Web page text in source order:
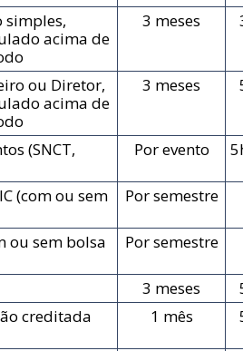
simples,
acima de
3 meses
ou Diretor,
acima de
3 meses
(SNCT,
Por evento
(com ou sem
Por semestre
ou sem bolsa
Por semestre
3 meses
creditada
1 mês